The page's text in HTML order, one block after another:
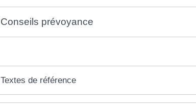
Conseils prévoyance
Textes de référence